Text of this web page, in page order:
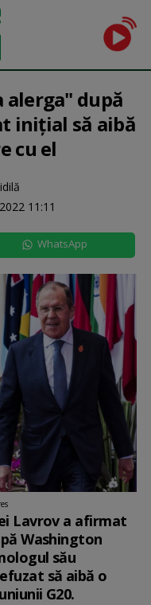
alerga" după
inițial să aibă
cu el
11:11
WhatsApp
Lavrov a afirmat
Washington
său
să aibă o
G20.